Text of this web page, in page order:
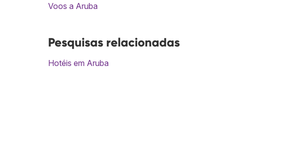
Voos a Aruba
Pesquisas relacionadas
Hotéis em Aruba